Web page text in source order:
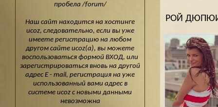
пробела /forum/
Наш сайт находится на хостинге
ucoz, следовательно, если вы уже
имеете регистрацию на любом
другом сайте ucoz(а), вы можете
воспользоваться формой ВХОД, или
зарегистрироваться вновь на другой
адрес E - mail, регистрация на уже
использованный вами адрес в
системе ucoz с новыми данными
невозможна
РОЙ ДЮПЮИ